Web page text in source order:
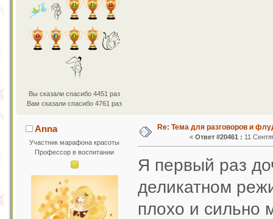
Вы сказали спасибо 4451 раз
Вам сказали спасибо 4761 раз
Anna
Участник марафона красоты
Профессор в воспитании
Re: Тема для разговоров и
« Ответ #20461 : 11
Я первый раз
деликатном
плохо и сильно